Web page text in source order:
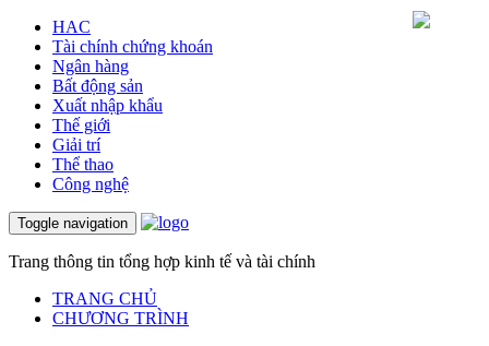
HAC
Tài chính chứng khoán
Ngân hàng
Bất động sản
Xuất nhập khẩu
Thế giới
Giải trí
Thể thao
Công nghệ
Toggle navigation
Trang thông tin tổng hợp kinh tế và tài chính
TRANG CHỦ
CHƯƠNG TRÌNH